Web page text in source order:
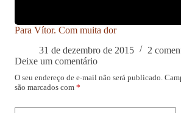
Para Vítor. Com muita dor
31 de dezembro de 2015
2
Deixe um comentário
O seu endereço de e-mail não será publicado.
são marcados com *